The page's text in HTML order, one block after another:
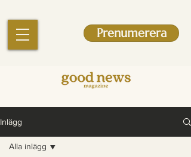
Prenumerera
Inlägg
Alla inlägg